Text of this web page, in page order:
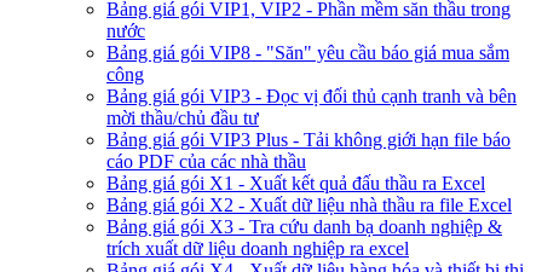
Bảng giá gói VIP1, VIP2 - Phần mềm săn thầu trong
nước
Bảng giá gói VIP8 - "Săn" yêu cầu báo giá mua sắm
công
Bảng giá gói VIP3 - Đọc vị đối thủ cạnh tranh và bên
mời thầu/chủ đầu tư
Bảng giá gói VIP3 Plus - Tải không giới hạn file báo
cáo PDF của các nhà thầu
Bảng giá gói X1 - Xuất kết quả đấu thầu ra Excel
Bảng giá gói X2 - Xuất dữ liệu nhà thầu ra file Excel
Bảng giá gói X3 - Tra cứu danh bạ doanh nghiệp &
trích xuất dữ liệu doanh nghiệp ra excel